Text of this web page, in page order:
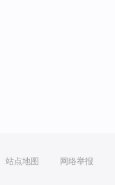
站点地图 网络举报